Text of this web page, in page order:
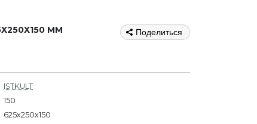
ММ Поделиться
ISTKULT
150
625x250x150